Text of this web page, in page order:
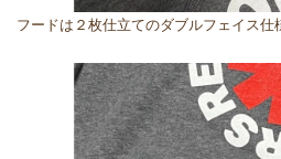
フードは２枚仕立てのダブルフェイス仕